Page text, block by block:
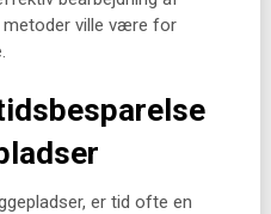
metoder ville være for
er tid ofte en